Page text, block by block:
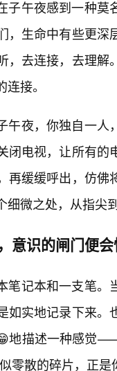
子午夜感到一种莫
，生命中有些更
，去连接，去理
接。
午夜，你独自一人
闭电视，让所有
再缓缓呼出，仿
细微之处，从指尖
意识的闸门便
笔记本和一支笔。
如实地记录下来
地描述一种感觉
零散的碎片，正